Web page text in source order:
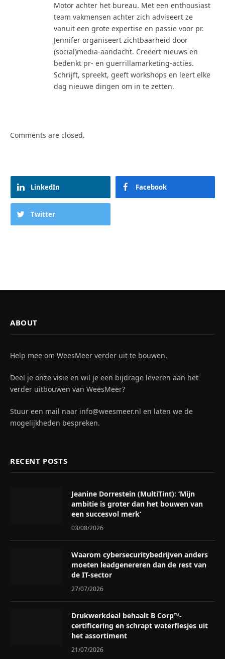
Motor achter het bureau. Met een enthousiast
team vakmensen achter zich adviseert ze
vanuit een grote expertise en passie voor pr.
Jennifer organiseert zichtbaarheid door
(social)media-aandacht. Creëert nieuws en
bedenkt pr- en guerrillamarketing-acties.
Schrijft, spreekt, geeft workshops en leert elke
dag nieuwe dingen om in te zetten.
Comments are closed.
LinkedIn Facebook
Twitter
ABOUT
Help mee om WeesMeer verder uit te bouwen.
Deel je onze visie en wil je een bijdrage leveren aan het
verder uitbouwen van WeesMeer?
Stuur een mail naar info@weesmeer.nl en laten we de
mogelijkheden bespreken.
RECENT POSTS
Jeanine Dorrestein (MultiTint): ‘Mijn
ambitie is groter dan het bouwen van
een succesvol merk’
03/08/2026
Waarom cybersecuritybedrijven anders
moeten leadgenereren dan de rest van
de IT-sector
27/07/2026
Drukwerkdeal behaalt B Corp™-
certificering en schrapt waterflesjes uit
het assortiment
21/07/2026